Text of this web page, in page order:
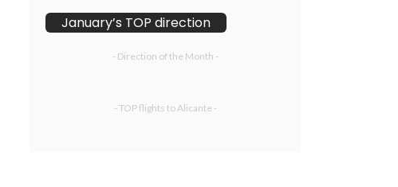
January’s TOP direction
- Direction of the Month -
- TOP flights to Alicante -